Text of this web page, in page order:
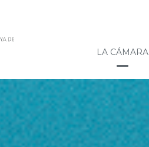
LA CÁMARA